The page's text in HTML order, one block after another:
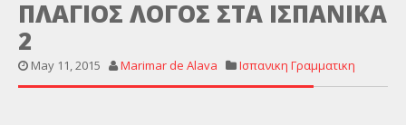
ΠΛΑΓΙΟΣ ΛΟΓΟΣ ΣΤΑ ΙΣΠΑΝΙΚΑ
2
May 11, 2015 Marimar de Alava Ισπανικη Γραμματικη